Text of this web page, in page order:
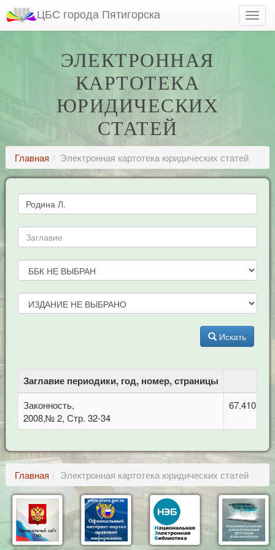
ЦБС города Пятигорска
ЭЛЕКТРОННАЯ
КАРТОТЕКА
ЮРИДИЧЕСКИХ
СТАТЕЙ
Главная Электронная картотека юридических статей
Искать
Заглавие периодики, год, номер, страницы
Законность,
2008,№ 2, Стр. 32-34
67.410
Главная Электронная картотека юридических статей